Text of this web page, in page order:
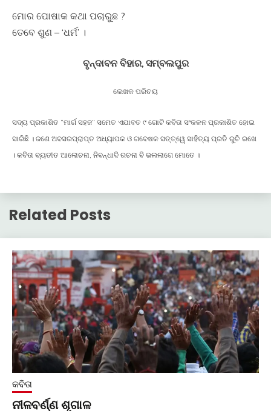
ମୋର ପୋଷାକ କଥା ପଚାରୁଛ ?
ତେବେ ଶୁଣ – ‘ଧର୍ମ’ ।
ବୃନ୍ଦାବନ ବିହାର, ସମ୍ବଲପୁର
ଲେଖକ ପରିଚୟ
ସଦ୍ୟ ପ୍ରକାଶିତ “ମାର୍ଗ ସହଜ” ସମେତ ଏଯାବତ ୯ ଗୋଟି କବିତା ସଂକଳନ ପ୍ରକାଶିତ ହୋଇ
ସାରିଛି । ଜଣେ ଅବସରପ୍ରାପ୍ତ ଅଧ୍ୟାପକ ଓ ଗବେଷକ ସତ୍ତ୍ୱେ ସାହିତ୍ୟ ପ୍ରତି ରୁଚି ରଖେ
। କବିତା ବ୍ୟତୀତ ଆଲୋଚନା, ନିବନ୍ଧାଦି ରଚନା ବି ଭଲଲାଗେ ମୋତେ ।
Related Posts
କବିତା
ନୀଳବର୍ଣ୍ଣ ଶୃଗାଳ